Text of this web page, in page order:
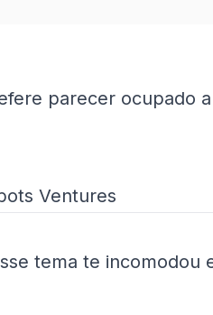
parecer ocupado
Ventures
tema te incomodou